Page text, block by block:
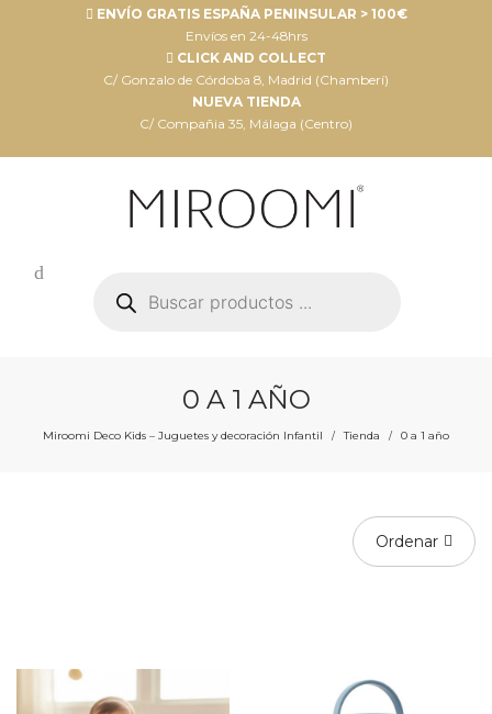
ENVÍO GRATIS ESPAÑA PENINSULAR > 100€
Envíos en 24-48hrs
CLICK AND COLLECT
C/ Gonzalo de Córdoba 8, Madrid (Chamberí)
NUEVA TIENDA
C/ Compañia 35, Málaga (Centro)
productos
0 A 1 AÑO
Miroomi Deco Kids – Juguetes y decoración Infantil / Tienda / 0 a 1 año
Ordenar